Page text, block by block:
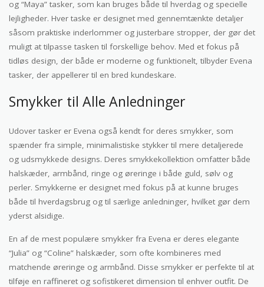
og “Maya” tasker, som kan bruges både til hverdag og specielle
lejligheder. Hver taske er designet med gennemtænkte detaljer
såsom praktiske inderlommer og justerbare stropper, der gør det
muligt at tilpasse tasken til forskellige behov. Med et fokus på
tidløs design, der både er moderne og funktionelt, tilbyder Evena
tasker, der appellerer til en bred kundeskare.
Smykker til Alle Anledninger
Udover tasker er Evena også kendt for deres smykker, som
spænder fra simple, minimalistiske stykker til mere detaljerede
og udsmykkede designs. Deres smykkekollektion omfatter både
halskæder, armbånd, ringe og øreringe i både guld, sølv og
perler. Smykkerne er designet med fokus på at kunne bruges
både til hverdagsbrug og til særlige anledninger, hvilket gør dem
yderst alsidige.
En af de mest populære smykker fra Evena er deres elegante
“Julia” og “Coline” halskæder, som ofte kombineres med
matchende øreringe og armbånd. Disse smykker er perfekte til at
tilføje en raffineret og sofistikeret dimension til enhver outfit. De